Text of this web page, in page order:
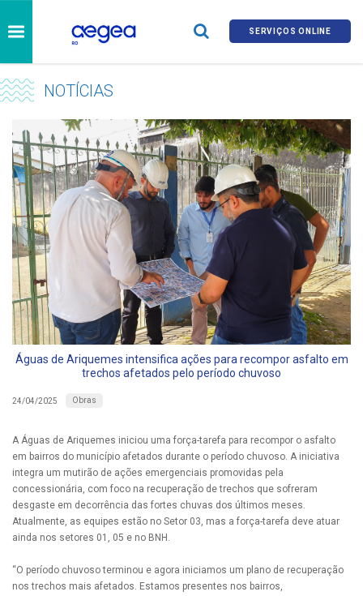
SERVIÇOS ONLINE
NOTÍCIAS
Águas de Ariquemes intensifica ações para recompor asfalto em
trechos afetados pelo período chuvoso
24/04/2025 Obras
A Águas de Ariquemes iniciou uma força-tarefa para recompor o asfalto
em bairros do município afetados durante o período chuvoso. A iniciativa
integra um mutirão de ações emergenciais promovidas pela
concessionária, com foco na recuperação de trechos que sofreram
desgaste em decorrência das fortes chuvas dos últimos meses.
Atualmente, as equipes estão no Setor 03, mas a força-tarefa deve atuar
ainda nos setores 01, 05 e no BNH.
“O período chuvoso terminou e agora iniciamos um plano de recuperação
nos trechos mais afetados. Estamos presentes nos bairros,